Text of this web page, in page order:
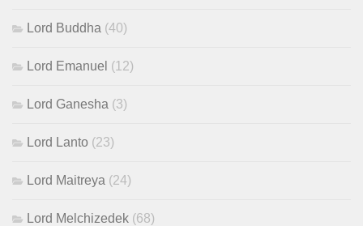
Lord Buddha (40)
Lord Emanuel (12)
Lord Ganesha (3)
Lord Lanto (23)
Lord Maitreya (24)
Lord Melchizedek (68)